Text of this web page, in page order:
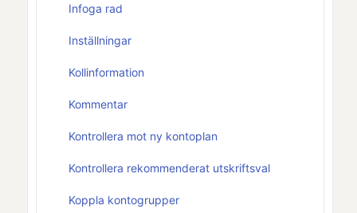
Infoga rad
Inställningar
Kollinformation
Kommentar
Kontrollera mot ny kontoplan
Kontrollera rekommenderat utskriftsval
Koppla kontogrupper